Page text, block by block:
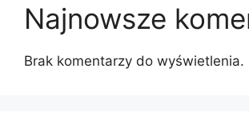
Najnowsze
Brak komentarzy do wyświetlenia.